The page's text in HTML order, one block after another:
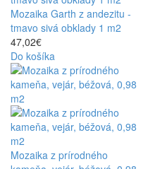
Mozaika Garth z andezitu -
tmavo sivá obklady 1 m2
47,02€
Do košíka
Mozaika z prírodného